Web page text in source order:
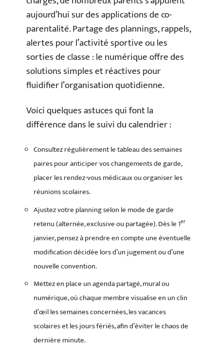
aujourd’hui sur des applications de co-
parentalité. Partage des plannings, rappels,
alertes pour l’activité sportive ou les
sorties de classe : le numérique offre des
solutions simples et réactives pour
fluidifier l’organisation quotidienne.
Voici quelques astuces qui font la
différence dans le suivi du calendrier :
Consultez régulièrement le tableau des semaines
paires pour anticiper vos changements de garde,
placer les rendez-vous médicaux ou organiser les
réunions scolaires.
Ajustez votre planning selon le mode de garde
retenu (alternée, exclusive ou partagée). Dès le 1er
janvier, pensez à prendre en compte une éventuelle
modification décidée lors d’un jugement ou d’une
nouvelle convention.
Mettez en place un agenda partagé, mural ou
numérique, où chaque membre visualise en un clin
d’œil les semaines concernées, les vacances
scolaires et les jours fériés, afin d’éviter le chaos de
dernière minute.